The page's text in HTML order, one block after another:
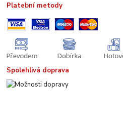
Platební metody
Spolehlivá doprava